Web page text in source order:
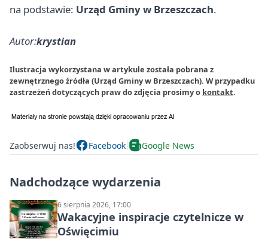
na podstawie: Urząd Gminy w Brzeszczach.
Autor:krystian
Ilustracja wykorzystana w artykule została pobrana z
zewnętrznego źródła (Urząd Gminy w Brzeszczach). W przypadku
zastrzeżeń dotyczących praw do zdjęcia prosimy o kontakt.
Zaobserwuj nas! Facebook Google News
Nadchodzące wydarzenia
6 sierpnia 2026, 17:00
Wakacyjne inspiracje czytelnicze w
Oświęcimiu